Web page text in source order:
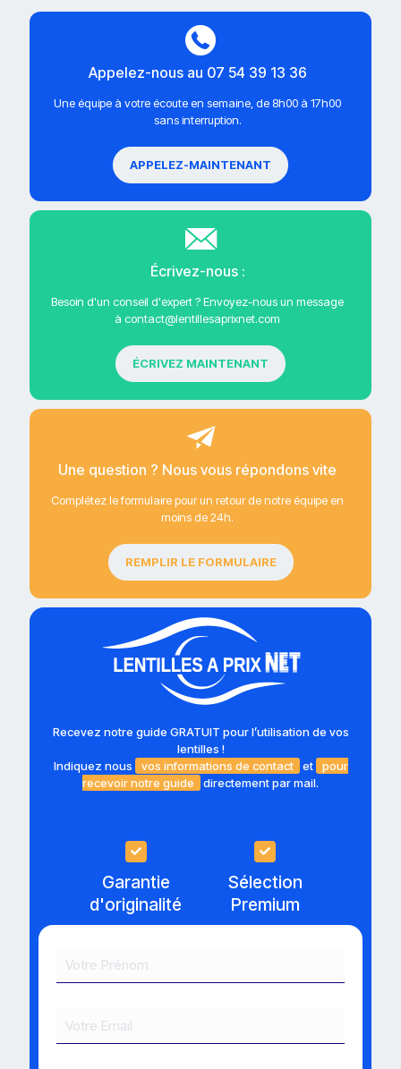
Appelez-nous au 07 54 39 13 36
Une équipe à votre écoute en semaine, de 8h00 à 17h00
sans interruption.
APPELEZ-MAINTENANT
Écrivez-nous :
Besoin d'un conseil d'expert ? Envoyez-nous un message
à contact@lentillesaprixnet.com
ÉCRIVEZ MAINTENANT
Une question ? Nous vous répondons vite
Complétez le formulaire pour un retour de notre équipe en
moins de 24h.
REMPLIR LE FORMULAIRE
Recevez notre guide GRATUIT pour l’utilisation de vos
lentilles !
Indiquez nous
vos informations de contact et
pour
recevoir notre guide
directement par mail.
Garantie
d'originalité
Sélection
Premium